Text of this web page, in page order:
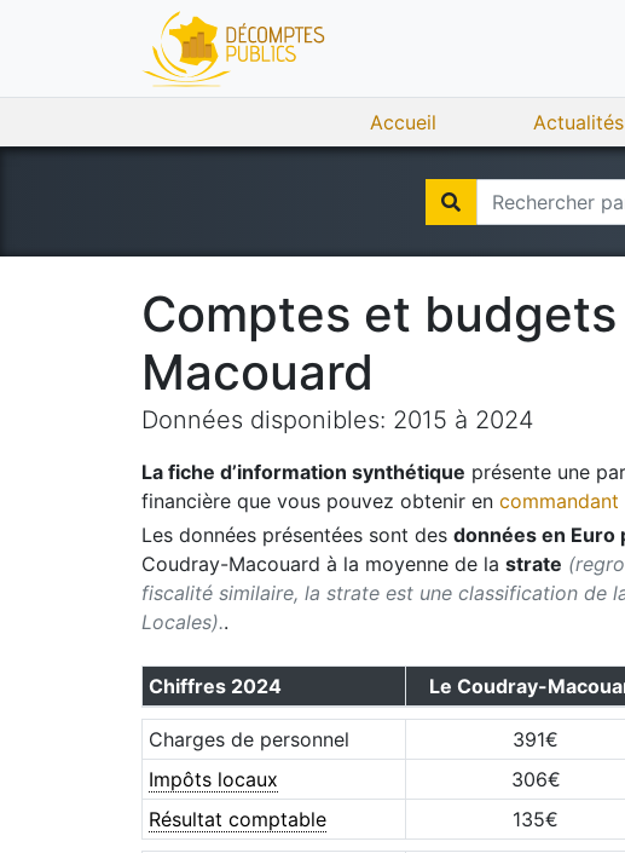
Accueil Actualités
Comptes et
Macouard
Données disponibles: 2015 à 2024
La fiche d’information synthétique présente une
financière que vous pouvez obtenir en
Les données présentées sont des données en Euro
Coudray-Macouard à la moyenne de la strate
fiscalité similaire, la strate est une classification de
Locales)..
Chiffres 2024 Le Coudray-
Charges de personnel 391€
Impôts locaux
306€
Résultat comptable
135€